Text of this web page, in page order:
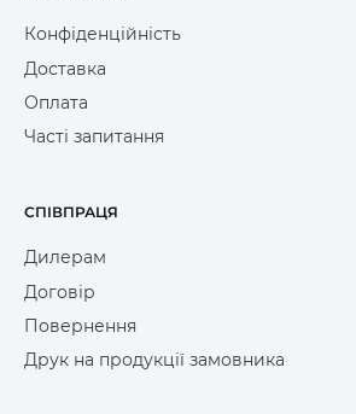
Конфіденційність
Доставка
Оплата
Часті запитання
СПІВПРАЦЯ
Дилерам
Договір
Повернення
Друк на продукції замовника